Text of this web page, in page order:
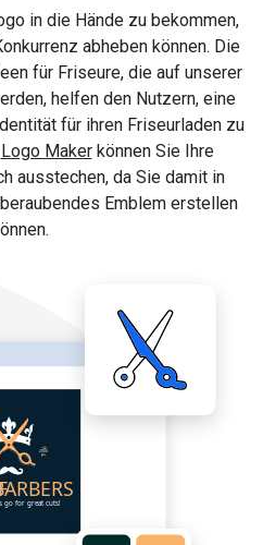
in die Hände zu bekommen,
abheben können. Die
für Friseure, die auf unserer
helfen den Nutzern, eine
für ihren Friseurladen zu
Logo Makerkönnen Sie Ihre
ausstechen, da Sie damit in
Emblem erstellen